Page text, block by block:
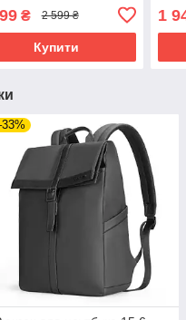
₴ 2 599 ₴
Купити
1